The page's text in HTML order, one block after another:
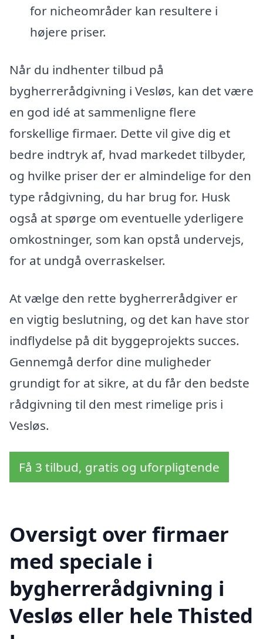
for nicheområder kan resultere i
højere priser.
Når du indhenter tilbud på
bygherrerådgivning i Vesløs, kan det være
en god idé at sammenligne flere
forskellige firmaer. Dette vil give dig et
bedre indtryk af, hvad markedet tilbyder,
og hvilke priser der er almindelige for den
type rådgivning, du har brug for. Husk
også at spørge om eventuelle yderligere
omkostninger, som kan opstå undervejs,
for at undgå overraskelser.
At vælge den rette bygherrerådgiver er
en vigtig beslutning, og det kan have stor
indflydelse på dit byggeprojekts succes.
Gennemgå derfor dine muligheder
grundigt for at sikre, at du får den bedste
rådgivning til den mest rimelige pris i
Vesløs.
Få 3 tilbud, gratis og uforpligtende
Oversigt over firmaer
med speciale i
bygherrerådgivning i
Vesløs eller hele Thisted